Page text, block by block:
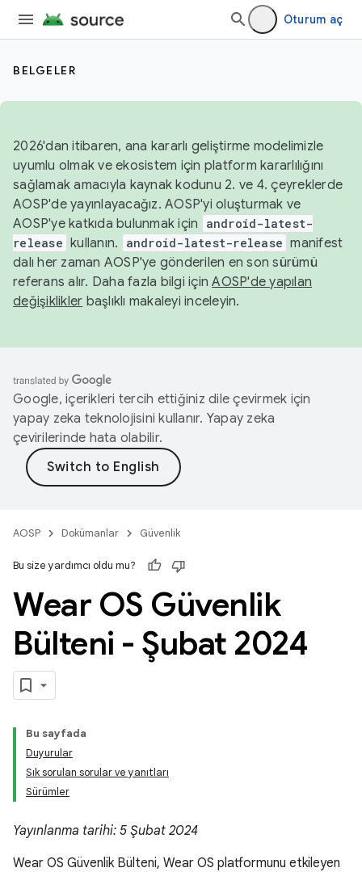
Oturum aç
BELGELER
2026'dan itibaren, ana kararlı geliştirme modelimizle
uyumlu olmak ve ekosistem için platform kararlılığını
sağlamak amacıyla kaynak kodunu 2. ve 4. çeyreklerde
AOSP'de yayınlayacağız. AOSP'yi oluşturmak ve
AOSP'ye katkıda bulunmak için
android-latest-
release kullanın. android-latest-release manifest
dalı her zaman AOSP'ye gönderilen en son sürümü
referans alır. Daha fazla bilgi içinAOSP'de yapılan
değişiklikler başlıklı makaleyi inceleyin.
Google, içerikleri tercih ettiğiniz dile çevirmek için
yapay zeka teknolojisini kullanır. Yapay zeka
çevirilerinde hata olabilir.
AOSP Dokümanlar Güvenlik
Bu size yardımcı oldu mu?
Wear OS Güvenlik
Bülteni - Şubat 2024
Bu sayfada
Duyurular
Sık sorulan sorular ve yanıtları
Sürümler
Yayınlanma tarihi: 5 Şubat 2024
Wear OS Güvenlik Bülteni, Wear OS platformunu etkileyen